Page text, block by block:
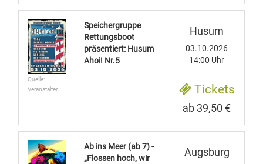
Quelle:
Veranstalter
Speichergruppe
Rettungsboot
präsentiert: Husum
Ahoi! Nr.5
Husum
03.10.2026
14:00 Uhr
Tickets
ab 39,50 €
Ab ins Meer (ab 7) -
„Flossen hoch, wir
Augsburg